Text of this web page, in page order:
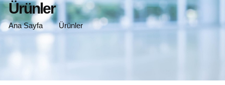
Ürünler
Ana Sayfa Ürünler